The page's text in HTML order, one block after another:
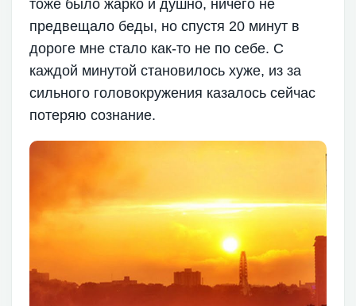
тоже было жарко и душно, ничего не
предвещало беды, но спустя 20 минут в
дороге мне стало как-то не по себе. С
каждой минутой становилось хуже, из за
сильного головокружения казалось сейчас
потеряю сознание.